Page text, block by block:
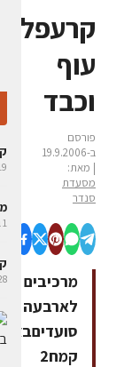
קרעפלך
עוף
וכבד
פורסם
ב-19.9.2006
| מאת:
מסעדת
סנדר
מרכיבים
לארבעה
קמח2
19
1 במרץ 2007
28